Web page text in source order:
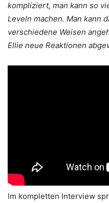
kompliziert, man kann so
Leveln machen. Man kann
verschiedene Weisen
Ellie neue Reaktionen
Im kompletten Interview